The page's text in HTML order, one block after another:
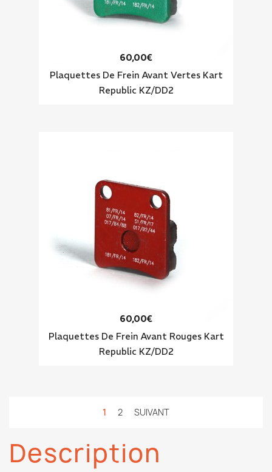
60,00€
Plaquettes De Frein Avant Vertes Kart
Republic KZ/DD2
60,00€
Plaquettes De Frein Avant Rouges Kart
Republic KZ/DD2
1 2 SUIVANT
Description